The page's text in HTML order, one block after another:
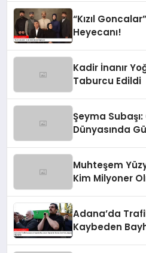
“Kızıl
Heyecanı!
Kadir İnanır
Taburcu Edildi
Şeyma
Dünyasında
Muhteşem
Kim Milyoner
Adana’da
Kaybeden